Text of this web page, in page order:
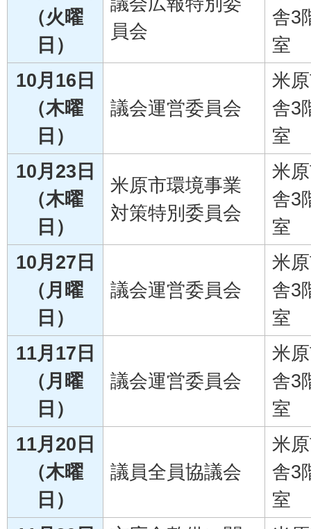
（火曜
日）
員会
舎3
室
10月16日
（木曜
日）
議会運営委員会
米
舎3
室
10月23日
（木曜
日）
米原市環境事業
対策特別委員会
米
舎3
室
10月27日
（月曜
日）
議会運営委員会
米
舎3
室
11月17日
（月曜
日）
議会運営委員会
米
舎3
室
11月20日
（木曜
日）
議員全員協議会
米
舎3
室